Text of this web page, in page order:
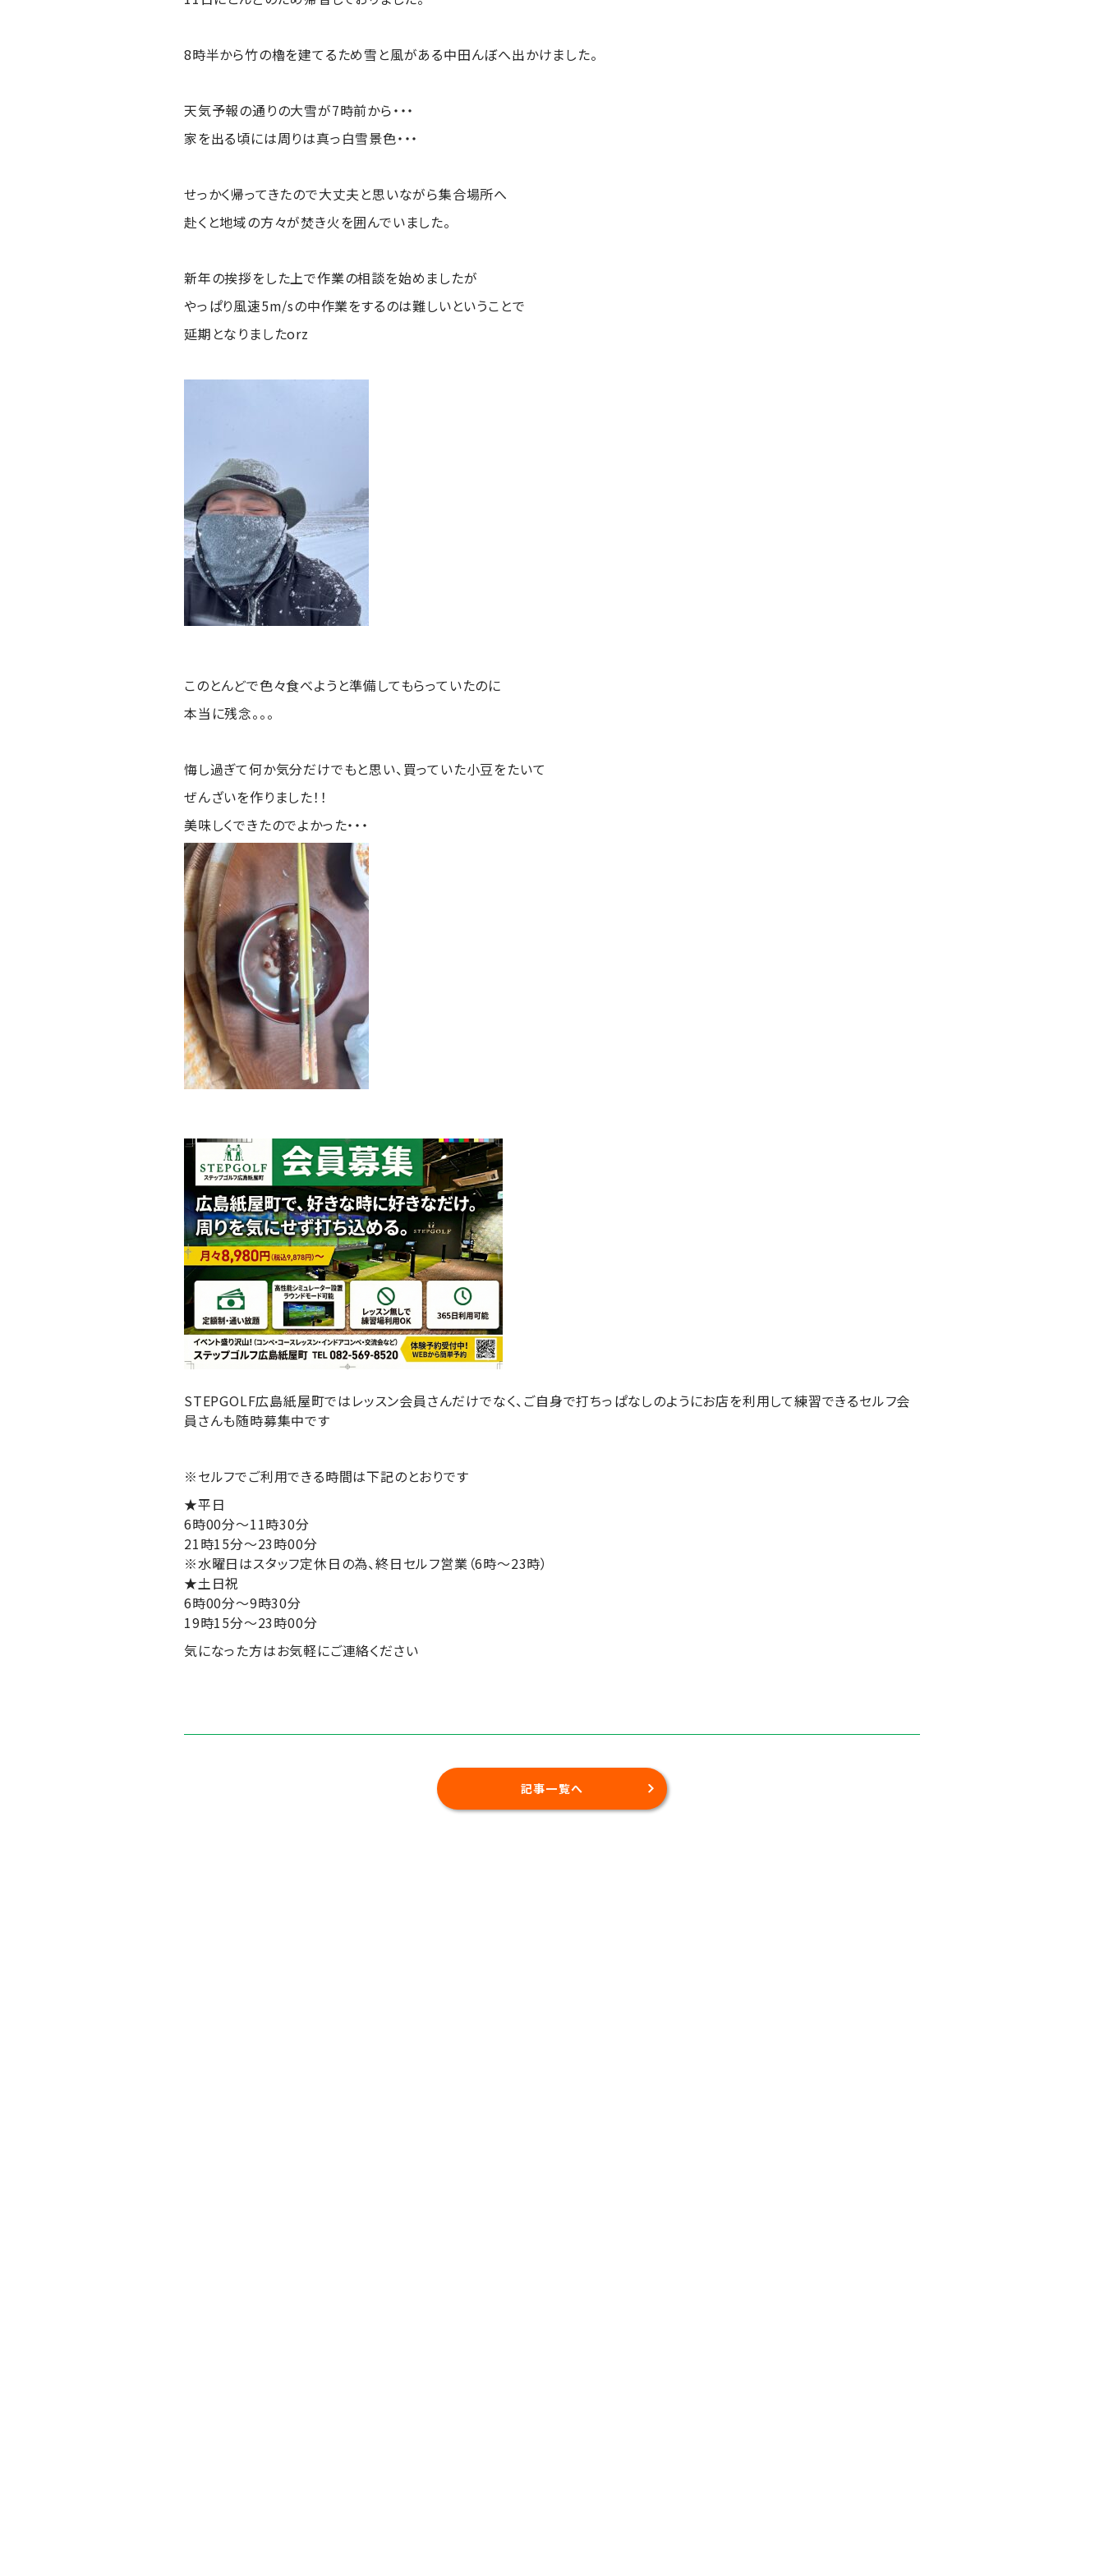
8時半から竹の櫓を建てるため雪と風がある中田んぼへ出かけました。
天気予報の通りの大雪が7時前から・・・
家を出る頃には周りは真っ白雪景色・・・
せっかく帰ってきたので大丈夫と思いながら集合場所へ
赴くと地域の方々が焚き火を囲んでいました。
新年の挨拶をした上で作業の相談を始めましたが
やっぱり風速5m/sの中作業をするのは難しいということで
延期となりましたorz
このとんどで色々食べようと準備してもらっていたのに
本当に残念。。。
悔し過ぎて何か気分だけでもと思い、買っていた小豆をたいて
ぜんざいを作りました！！
美味しくできたのでよかった・・・
STEPGOLF広島紙屋町ではレッスン会員さんだけでなく、ご自身で打ちっぱなしのようにお店を利用して練習できるセルフ会
員さんも随時募集中です
※セルフでご利用できる時間は下記のとおりです
★平日
6時00分～11時30分
21時15分～23時00分
※水曜日はスタッフ定休日の為、終日セルフ営業（6時～23時）
★土日祝
6時00分～9時30分
19時15分～23時00分
気になった方はお気軽にご連絡ください
記事一覧へ